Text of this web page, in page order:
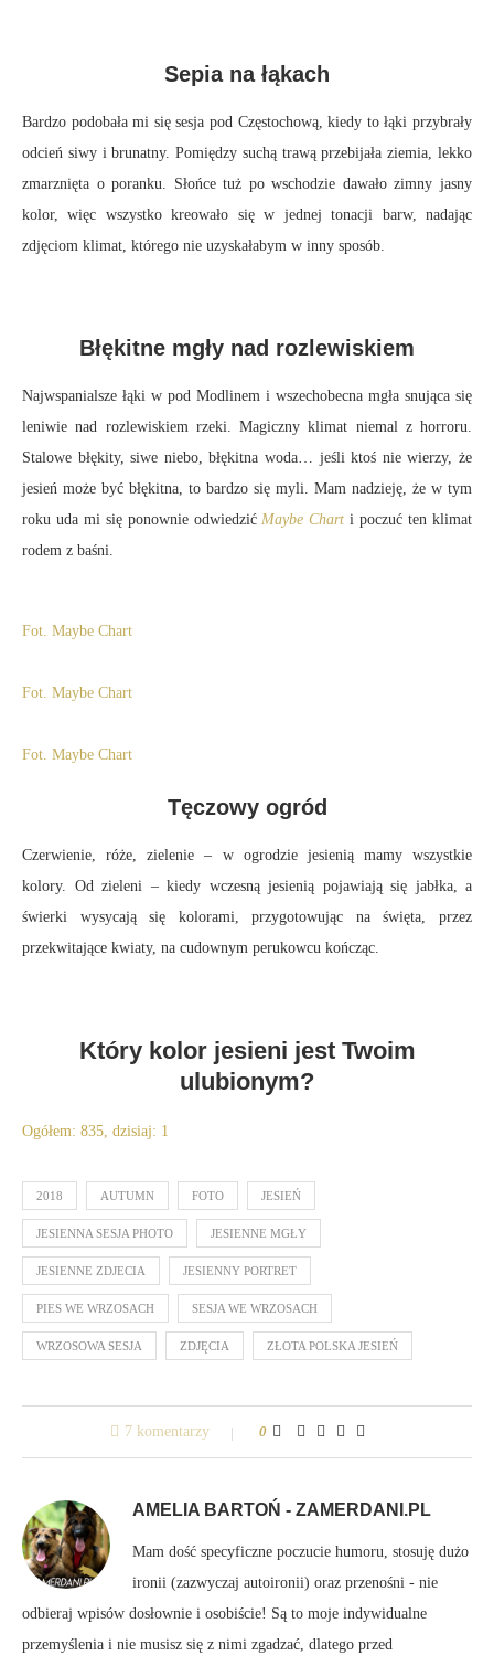
Sepia na łąkach
Bardzo podobała mi się sesja pod Częstochową, kiedy to łąki przybrały
odcień siwy i brunatny. Pomiędzy suchą trawą przebijała ziemia, lekko
zmarznięta o poranku. Słońce tuż po wschodzie dawało zimny jasny
kolor, więc wszystko kreowało się w jednej tonacji barw, nadając
zdjęciom klimat, którego nie uzyskałabym w inny sposób.
Błękitne mgły nad rozlewiskiem
Najwspanialsze łąki w pod Modlinem i wszechobecna mgła snująca się
leniwie nad rozlewiskiem rzeki. Magiczny klimat niemal z horroru.
Stalowe błękity, siwe niebo, błękitna woda… jeśli ktoś nie wierzy, że
jesień może być błękitna, to bardzo się myli. Mam nadzieję, że w tym
roku uda mi się ponownie odwiedzićMaybe Chart i poczuć ten klimat
rodem z baśni.
Tęczowy ogród
Czerwienie, róże, zielenie – w ogrodzie jesienią mamy wszystkie
kolory. Od zieleni – kiedy wczesną jesienią pojawiają się jabłka, a
świerki wysycają się kolorami, przygotowując na święta, przez
przekwitające kwiaty, na cudownym perukowcu kończąc.
Który kolor jesieni jest Twoim
ulubionym?
Ogółem: 835, dzisiaj: 1
2018 AUTUMN FOTO JESIEŃ
JESIENNA SESJA PHOTO JESIENNE MGŁY
JESIENNE ZDJECIA JESIENNY PORTRET
PIES WE WRZOSACH SESJA WE WRZOSACH
WRZOSOWA SESJA ZDJĘCIA ZŁOTA POLSKA JESIEŃ
7 komentarzy 0
AMELIA BARTOŃ - ZAMERDANI.PL
Mam dość specyficzne poczucie humoru, stosuję dużo
ironii (zazwyczaj autoironii) oraz przenośni - nie
odbieraj wpisów dosłownie i osobiście! Są to moje indywidualne
przemyślenia i nie musisz się z nimi zgadzać, dlatego przed